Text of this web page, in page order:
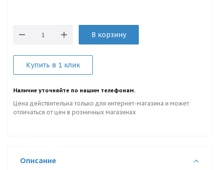
В корзину
Купить в 1 клик
Наличие уточняйте по нашим телефонам.
Цена действительна только для интернет-магазина и может
отличаться от цен в розничных магазинах
Описание